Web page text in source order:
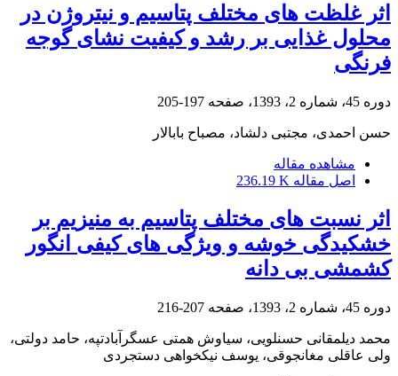
اثر غلظت‏ های مختلف پتاسیم و نیتروژن در
محلول غذایی بر رشد و کیفیت نشای گوجه‏
فرنگی
دوره 45، شماره 2، 1393، صفحه 197-205
حسن احمدی، مجتبی دلشاد، مصباح بابالار
مشاهده مقاله
اصل مقاله 236.19 K
اثر نسبت‏ های مختلف پتاسیم به منیزیم بر
خشکیدگی خوشه و ویژگی‏ های کیفی انگور
کشمشی بی‏ دانه
دوره 45، شماره 2، 1393، صفحه 207-216
محمد دیلمقانی حسنلویی، سیاوش همتی عسگرآبادتپه، حامد دولتی،
ولی عاقلی مغانجوقی، یوسف نیکخواهی دستجردی